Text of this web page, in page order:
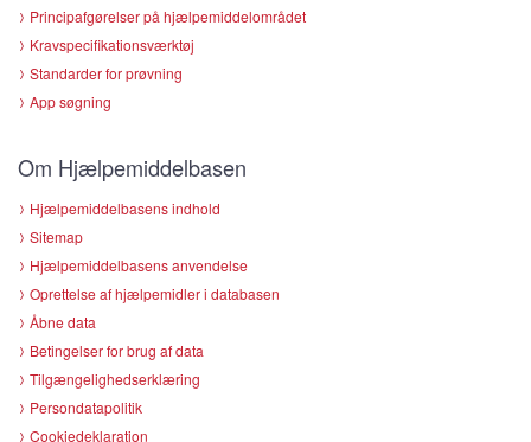
Principafgørelser på hjælpemiddelområdet
Kravspecifikationsværktøj
Standarder for prøvning
App søgning
Om Hjælpemiddelbasen
Hjælpemiddelbasens indhold
Sitemap
Hjælpemiddelbasens anvendelse
Oprettelse af hjælpemidler i databasen
Åbne data
Betingelser for brug af data
Tilgængelighedserklæring
Persondatapolitik
Cookiedeklaration